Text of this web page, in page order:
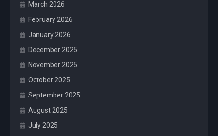
March 2026
February 2026
January 2026
December 2025
November 2025
October 2025
September 2025
August 2025
July 2025